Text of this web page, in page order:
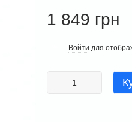
1 849 грн
Войти для